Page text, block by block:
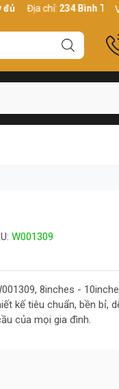
chỉ: 234 Bình Thới, P10,
W001309
8inches -
kế tiêu chuẩn, bền bỉ,
của mọi gia đình.